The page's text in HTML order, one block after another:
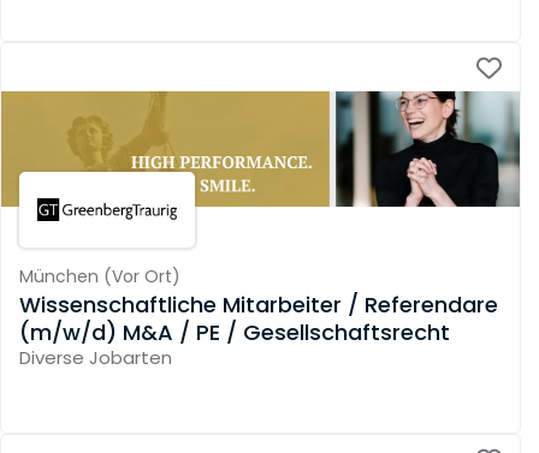
München (Vor Ort)
Wissenschaftliche Mitarbeiter / Referendare
(m/w/d) M&A / PE / Gesellschaftsrecht
Diverse Jobarten